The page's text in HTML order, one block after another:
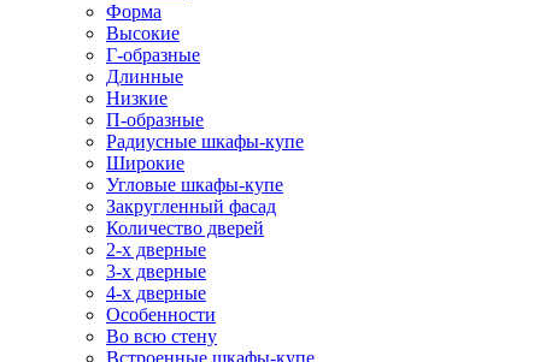
Форма
Высокие
Г-образные
Длинные
Низкие
П-образные
Радиусные шкафы-купе
Широкие
Угловые шкафы-купе
Закругленный фасад
Количество дверей
2-х дверные
3-х дверные
4-х дверные
Особенности
Во всю стену
Встроенные шкафы-купе